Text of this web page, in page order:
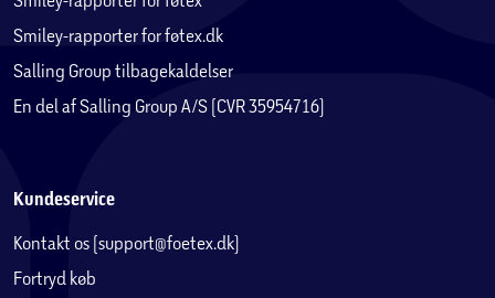
Smiley-rapporter for føtex.dk
Salling Group tilbagekaldelser
En del af Salling Group A/S (CVR 35954716)
Kundeservice
Kontakt os (support@foetex.dk)
Fortryd køb